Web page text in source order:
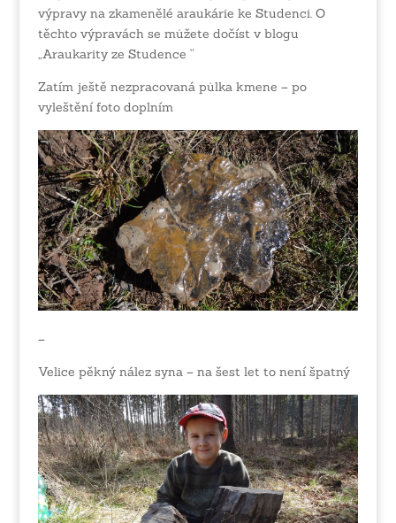
výpravy na zkamenělé araukárie ke Studenci. O
těchto výpravách se můžete dočíst v blogu
„Araukarity ze Studence “
Zatím ještě nezpracovaná půlka kmene – po
vyleštění foto doplním
–
Velice pěkný nález syna – na šest let to není špatný